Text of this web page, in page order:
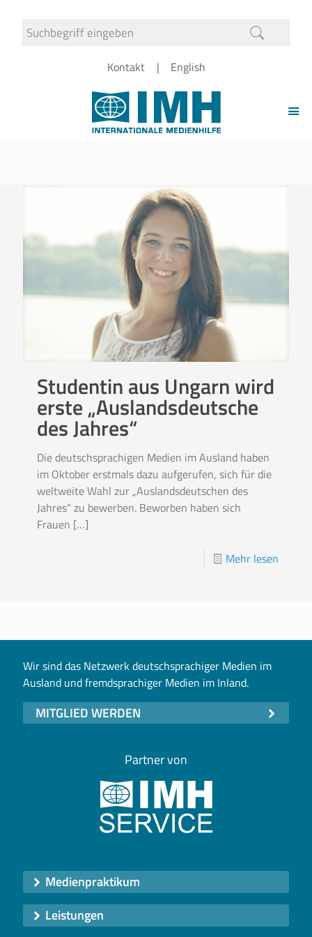
Kontakt English
Studentin aus Ungarn wird
erste „Auslandsdeutsche
des Jahres“
Die deutschsprachigen Medien im Ausland haben
im Oktober erstmals dazu aufgerufen, sich für die
weltweite Wahl zur „Auslandsdeutschen des
Jahres“ zu bewerben. Beworben haben sich
Frauen […]
Mehr lesen
Wir sind das Netzwerk deutschsprachiger Medien im
Ausland und fremdsprachiger Medien im Inland.
MITGLIED WERDEN
Partner von
Medienpraktikum
Leistungen